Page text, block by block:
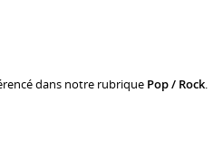
dans notre rubrique Pop / Rock.